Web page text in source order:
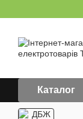
Каталог